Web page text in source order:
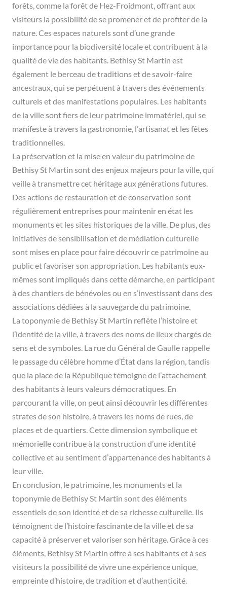
forêts, comme la forêt de Hez-Froidmont, offrant aux
visiteurs la possibilité de se promener et de profiter de la
nature. Ces espaces naturels sont d’une grande
importance pour la biodiversité locale et contribuent à la
qualité de vie des habitants. Bethisy St Martin est
également le berceau de traditions et de savoir-faire
ancestraux, qui se perpétuent à travers des événements
culturels et des manifestations populaires. Les habitants
de la ville sont fiers de leur patrimoine immatériel, qui se
manifeste à travers la gastronomie, l’artisanat et les fêtes
traditionnelles.
La préservation et la mise en valeur du patrimoine de
Bethisy St Martin sont des enjeux majeurs pour la ville, qui
veille à transmettre cet héritage aux générations futures.
Des actions de restauration et de conservation sont
régulièrement entreprises pour maintenir en état les
monuments et les sites historiques de la ville. De plus, des
initiatives de sensibilisation et de médiation culturelle
sont mises en place pour faire découvrir ce patrimoine au
public et favoriser son appropriation. Les habitants eux-
mêmes sont impliqués dans cette démarche, en participant
à des chantiers de bénévoles ou en s’investissant dans des
associations dédiées à la sauvegarde du patrimoine.
La toponymie de Bethisy St Martin reflète l’histoire et
l’identité de la ville, à travers des noms de lieux chargés de
sens et de symboles. La rue du Général de Gaulle rappelle
le passage du célèbre homme d’État dans la région, tandis
que la place de la République témoigne de l’attachement
des habitants à leurs valeurs démocratiques. En
parcourant la ville, on peut ainsi découvrir les différentes
strates de son histoire, à travers les noms de rues, de
places et de quartiers. Cette dimension symbolique et
mémorielle contribue à la construction d’une identité
collective et au sentiment d’appartenance des habitants à
leur ville.
En conclusion, le patrimoine, les monuments et la
toponymie de Bethisy St Martin sont des éléments
essentiels de son identité et de sa richesse culturelle. Ils
témoignent de l’histoire fascinante de la ville et de sa
capacité à préserver et valoriser son héritage. Grâce à ces
éléments, Bethisy St Martin offre à ses habitants et à ses
visiteurs la possibilité de vivre une expérience unique,
empreinte d’histoire, de tradition et d’authenticité.